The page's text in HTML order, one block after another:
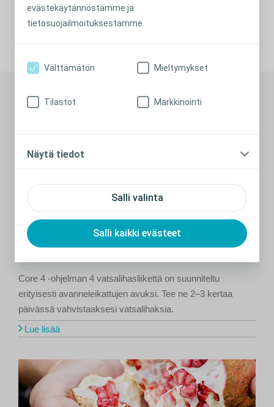
evästekäytännöstämme ja
tietosuojailmoituksestamme.
Salli valinta
Salli kaikki evästeet
Välttämätön Mieltymykset
Tilastot Markkinointi
Näytä tiedot
Core 4 -ohjelman 4 vatsalihasliikettä on suunniteltu
erityisesti avanneleikattujen avuksi. Tee ne 2–3 kertaa
päivässä vahvistaaksesi vatsalihaksia.
Lue lisää